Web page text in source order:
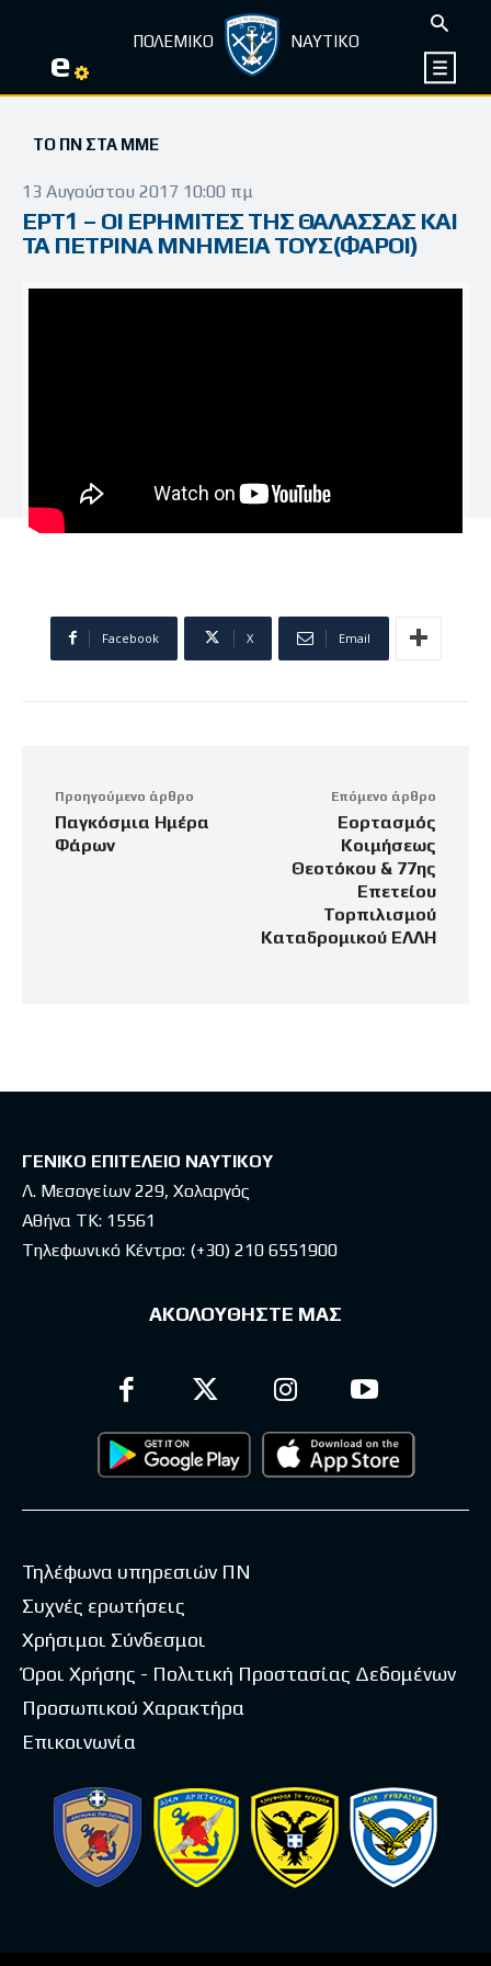
e ΠΟΛΕΜΙΚΟ ΝΑΥΤΙΚΟ
ΤΟ ΠΝ ΣΤΑ ΜΜΕ
13 Αυγούστου 2017 10:00 πμ
ΕΡΤ1 – ΟΙ ΕΡΗΜΙΤΕΣ ΤΗΣ ΘΑΛΑΣΣΑΣ ΚΑΙ
ΤΑ ΠΕΤΡΙΝΑ ΜΝΗΜΕΙΑ ΤΟΥΣ(ΦΑΡΟΙ)
Facebook X Email
Προηγούμενο άρθρο
Παγκόσμια Ημέρα
Φάρων
Επόμενο άρθρο
Εορτασμός
Κοιμήσεως
Θεοτόκου & 77ης
Επετείου
Τορπιλισμού
Καταδρομικού ΕΛΛΗ
ΓΕΝΙΚΟ ΕΠΙΤΕΛΕΙΟ ΝΑΥΤΙΚΟΥ
Λ. Μεσογείων 229, Χολαργός
Αθήνα ΤΚ: 15561
Τηλεφωνικό Κέντρο: (+30) 210 6551900
ΑΚΟΛΟΥΘΗΣΤΕ ΜΑΣ
Τηλέφωνα υπηρεσιών ΠΝ
Συχνές ερωτήσεις
Χρήσιμοι Σύνδεσμοι
Όροι Χρήσης - Πολιτική Προστασίας Δεδομένων
Προσωπικού Χαρακτήρα
Επικοινωνία